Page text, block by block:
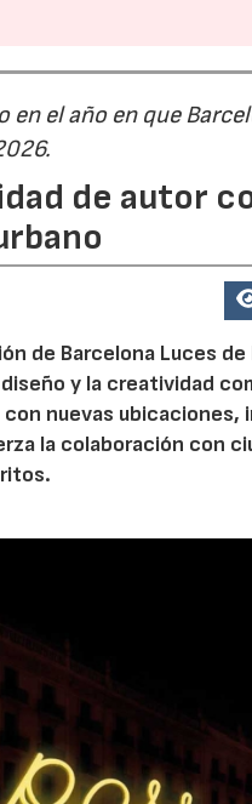
el año en que
de autor
de Barcelona Luces
y la creatividad
nuevas
la colaboración con